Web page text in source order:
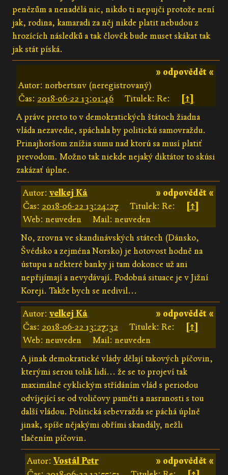
penězům a nenadělá nic, nikdo ti nepujči protože není
jak, rodina, kamaradi za něj nikde platit nebudou z
hrozících následků a tak člověk bude muset skákat tak
jak stát píská.
» odpovědět «
Autor: norbertsnv (neregistrovaný)
Čas: 2018-06-22 13:01:46 Titulek: Re:
[↑]
A práve preto to v demokratických štátoch žiadna
vláda nezavedie, spáchala by politickú samovraždu.
Prinajhoršom znížia sumu nad ktorú sa musí platiť
prevodom. Možno tak niekde nejaký diktátor to skúsi
zakázať úplne.
» odpovědět «
Autor: velkej Ká
Čas: 2018-06-22 13:24:27 Titulek: Re:
[↑]
Web: neuveden
Mail: neuveden
No, zrovna ve skandinávských státech (Dánsko,
Švédsko a zejména Norsko) je hotovost hodně na
ústupu a některé banky ji tam dokonce už ani
nepřijímají a nevydávají. Podobná situace je v Jižní
Koreji. Takže bych se nedivil...
» odpovědět «
Autor: velkej Ká
Čas: 2018-06-22 13:27:32 Titulek: Re:
[↑]
Web: neuveden
Mail: neuveden
A jinak demokratické vlády dělají takových píčovin,
kterými serou tolik lidí... že se to projeví tak
maximálně cyklickým střídáním vlád s periodou
odvíjející se od voličovy paměti a nasranosti s tou
další vládou. Politická sebevražda se páchá úplně
jinak, spíše nějakými obřími skandály, nežli
tlačením píčovin.
» odpovědět «
Autor:Vostál Petr